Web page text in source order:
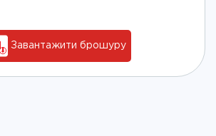
Завантажити брошуру